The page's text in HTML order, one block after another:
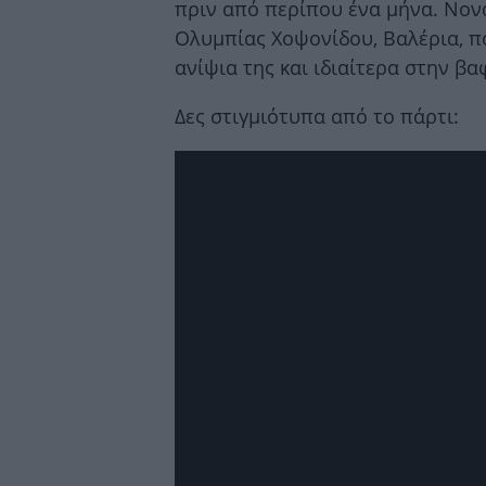
πριν από περίπου ένα μήνα.
Ολυμπίας Χοψονίδου, Βαλέρια,
ανίψια της και ιδιαίτερα στην
Δες στιγμιότυπα από το πάρτι: